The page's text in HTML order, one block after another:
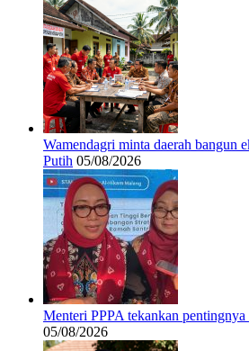
Wamendagri minta daerah bangun
Putih 05/08/2026
Menteri PPPA tekankan pentingnya
05/08/2026